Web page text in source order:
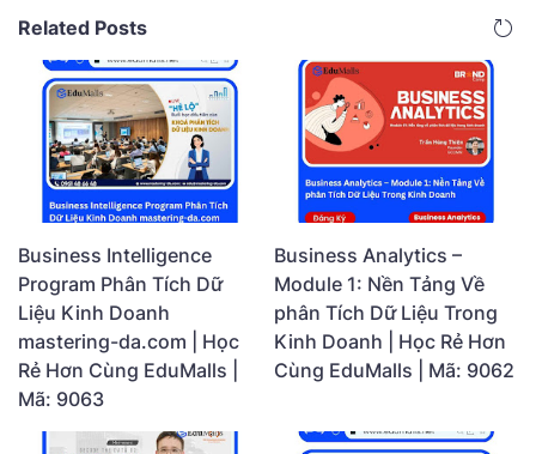
Related Posts
Business Intelligence
Program Phân Tích Dữ
Liệu Kinh Doanh
mastering-da.com | Học
Rẻ Hơn Cùng EduMalls |
Mã: 9063
Business Analytics –
Module 1: Nền Tảng Về
phân Tích Dữ Liệu Trong
Kinh Doanh | Học Rẻ Hơn
Cùng EduMalls | Mã: 9062